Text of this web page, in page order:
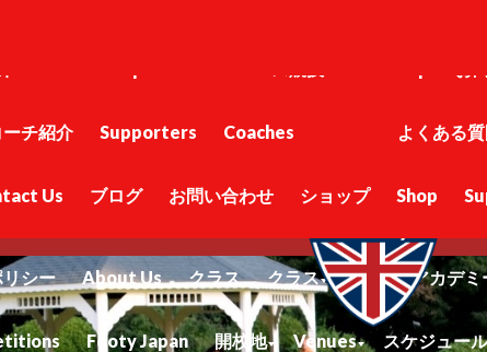
シー About Us クラス クラス Blog アカデミ
Footy Japan 開校地 Venues スケジュール
ーチ紹介 Supporters Coaches よくある
Us ブログ お問い合わせ ショップ Shop